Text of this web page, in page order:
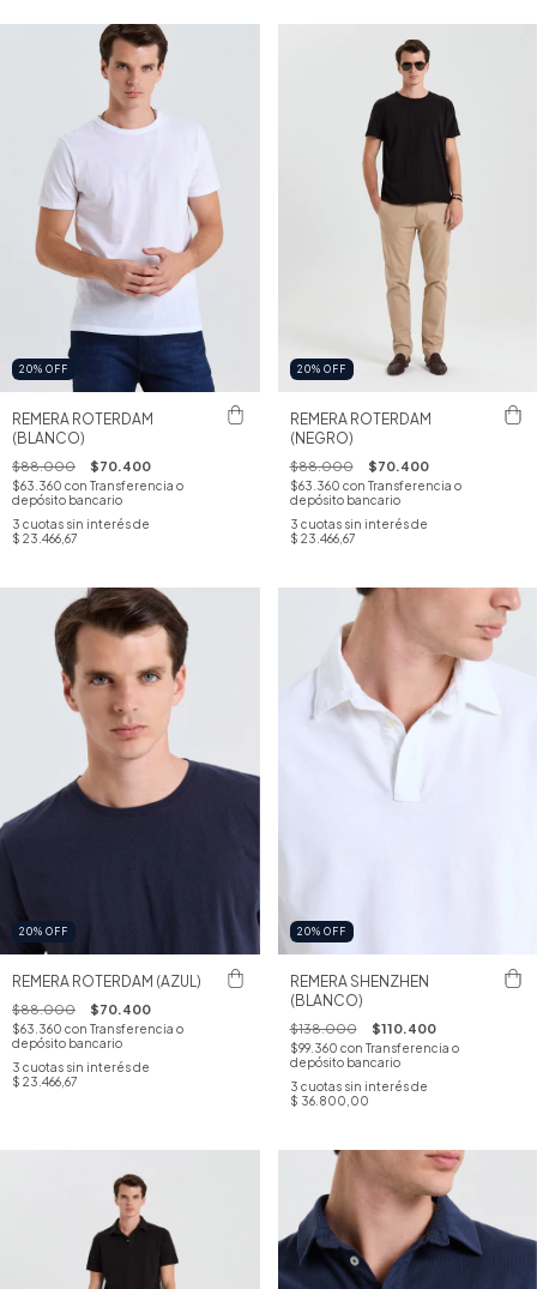
20% OFF
REMERA ROTERDAM
(BLANCO)
$88.000 $70.400
$63.360 con Transferencia o
depósito bancario
3 cuotas sin interés de
$ 23.466,67
20% OFF
REMERA ROTERDAM
(NEGRO)
$88.000 $70.400
$63.360 con Transferencia o
depósito bancario
3 cuotas sin interés de
$ 23.466,67
20% OFF
REMERA ROTERDAM (AZUL)
$88.000 $70.400
$63.360 con Transferencia o
depósito bancario
3 cuotas sin interés de
$ 23.466,67
20% OFF
REMERA SHENZHEN
(BLANCO)
$138.000 $110.400
$99.360 con Transferencia o
depósito bancario
3 cuotas sin interés de
$ 36.800,00